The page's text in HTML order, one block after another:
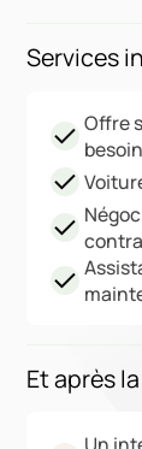
Services
Offre
Et après